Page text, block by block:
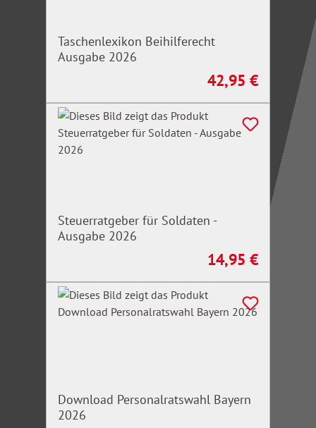
Taschenlexikon Beihilferecht
Ausgabe 2026
Regulärer Preis:
42,95 €
Steuerratgeber für Soldaten -
Ausgabe 2026
Regulärer Preis:
14,95 €
Download Personalratswahl Bayern
2026